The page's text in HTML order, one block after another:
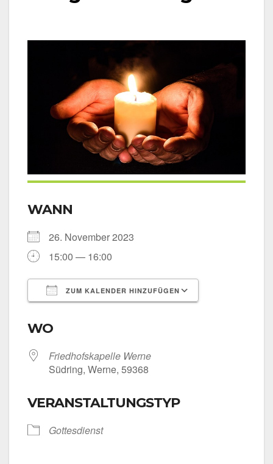
WANN
26. Novem­ber 2023
15:00 — 16:00
ZUM KALENDER HINZUFÜGEN
WO
Fried­hofs­ka­pel­le Wer­ne
Süd­ring, Wer­ne, 59368
VERANSTALTUNGSTYP
Got­tes­dienst